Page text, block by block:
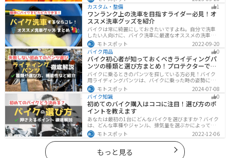
ンウェアの選び方や撥水力が落ちてきた時のメンテナン
ス方法もまとめたので、参考にしてください。
カスタム・整備
1
ワンランク上の洗車を目指すライダー必見！オ
ススメ洗車グッズを紹介
バイクは常に綺麗にしておきたいですよね。自分で洗車
したい人向けに、バイク洗車に最適なオススメの洗車グ
ッズを紹介します。汚れを落とすシャンプーからツヤを
出すワックスまで全て紹介します。自分でバイク洗車を
しようと思っている方は参考にしてください。
モトスポット
2022-09-20
バイク用品
0
バイク初心者が知っておくべきライディングパ
ンツの種類と選び方まとめ！プロテクターで脚
を守ろう
バイクに乗るときのパンツを探している方必見！バイク
用ライディングパンツは、バイクに乗った時の姿勢に最
適化されているので快適にバイクに乗ることができま
す。プロテクター内蔵で安全性も高くなります。この記事
ではパンツの選び方や種類など初心者が知っておくべき
ことをまとめました。
モトスポット
2024-07-08
バイク知識
0
初めてのバイク購入はココに注目！選び方のポ
イントを教えます
あなたは最初の1台にどんなバイクを選びますか？バイク
は、どんな車種やジャンル、排気量を選ぶかによって今
後の楽しみ方が大きく変わるものなので、初めての愛車
選びはとても重要です。この記事ではそんなバイク選び
のオススメポイントをお伝えします。
モトスポット 2022-12-06
もっと見る